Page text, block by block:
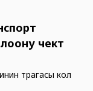
чектөө
төрагасы кол